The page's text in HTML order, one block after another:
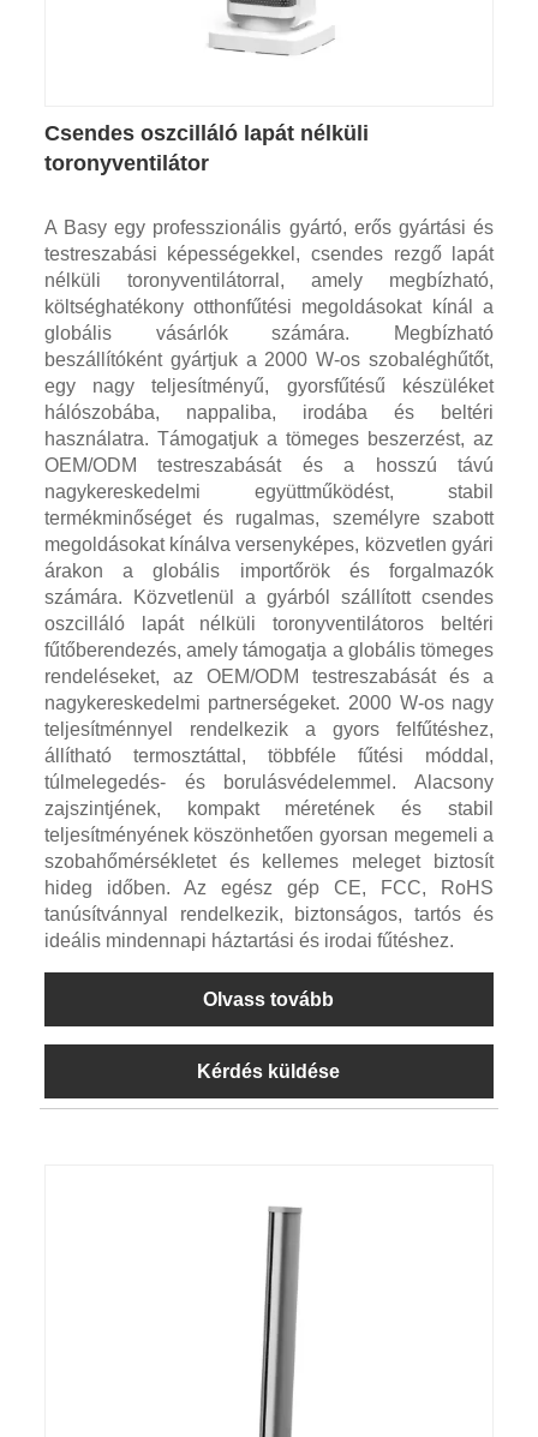
Csendes oszcilláló lapát nélküli
toronyventilátor
A Basy egy professzionális gyártó, erős gyártási és
testreszabási képességekkel, csendes rezgő lapát
nélküli toronyventilátorral, amely megbízható,
költséghatékony otthonfűtési megoldásokat kínál a
globális vásárlók számára. Megbízható
beszállítóként gyártjuk a 2000 W-os szobaléghűtőt,
egy nagy teljesítményű, gyorsfűtésű készüléket
hálószobába, nappaliba, irodába és beltéri
használatra. Támogatjuk a tömeges beszerzést, az
OEM/ODM testreszabását és a hosszú távú
nagykereskedelmi együttműködést, stabil
termékminőséget és rugalmas, személyre szabott
megoldásokat kínálva versenyképes, közvetlen gyári
árakon a globális importőrök és forgalmazók
számára. Közvetlenül a gyárból szállított csendes
oszcilláló lapát nélküli toronyventilátoros beltéri
fűtőberendezés, amely támogatja a globális tömeges
rendeléseket, az OEM/ODM testreszabását és a
nagykereskedelmi partnerségeket. 2000 W-os nagy
teljesítménnyel rendelkezik a gyors felfűtéshez,
állítható termosztáttal, többféle fűtési móddal,
túlmelegedés- és borulásvédelemmel. Alacsony
zajszintjének, kompakt méretének és stabil
teljesítményének köszönhetően gyorsan megemeli a
szobahőmérsékletet és kellemes meleget biztosít
hideg időben. Az egész gép CE, FCC, RoHS
tanúsítvánnyal rendelkezik, biztonságos, tartós és
ideális mindennapi háztartási és irodai fűtéshez.
Olvass tovább
Kérdés küldése